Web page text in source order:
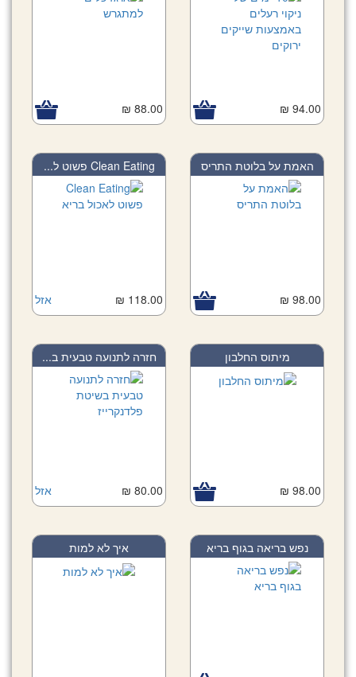
94.00 ₪
88.00 ₪
האמת על בלוטת התריס
98.00 ₪
Clean Eating פשוט ל...
אזל 118.00 ₪
מיתוס החלבון
98.00 ₪
חזרה לתנועה טבעית ב...
אזל 80.00 ₪
נפש בריאה בגוף בריא איך לא למות